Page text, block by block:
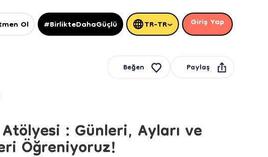
Ol #BirlikteDahaGüçlü TR-TR Giriş Yap
Beğen Paylaş
: Günleri, Ayları ve
Öğreniyoruz!